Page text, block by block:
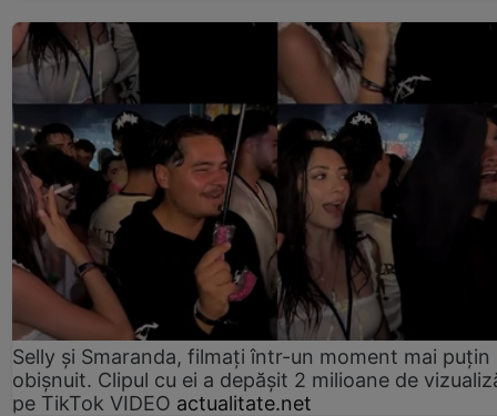
Selly și Smaranda, filmați într-un moment mai puțin
obișnuit. Clipul cu ei a depășit 2 milioane de
pe TikTok VIDEO actualitate.net